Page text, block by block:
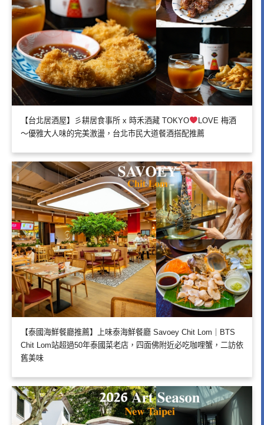
【台北居酒屋】彡耕居食事所 x 時禾酒藏 TOKYO
LOVE 梅酒
～優雅大人味的完美激盪，台北市民大道餐酒搭配推薦
【泰國海鮮餐廳推薦】上味泰海鮮餐廳 Savoey Chit Lom｜BTS
Chit Lom站超過50年泰國菜老店，四面佛附近必吃咖哩蟹，二訪依
舊美味